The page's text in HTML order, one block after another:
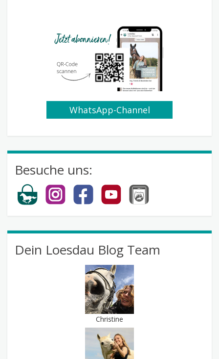
WhatsApp-Channel
Besuche uns:
Dein Loesdau Blog Team
Christine